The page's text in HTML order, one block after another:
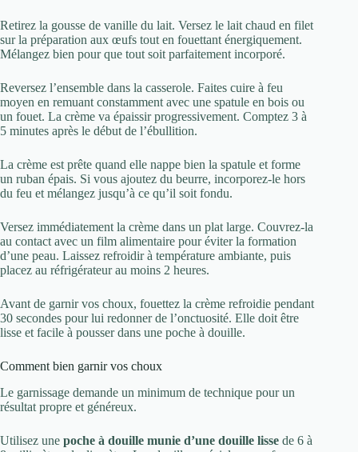
Retirez la gousse de vanille du lait. Versez le lait chaud en filet
sur la préparation aux œufs tout en fouettant énergiquement.
Mélangez bien pour que tout soit parfaitement incorporé.
Reversez l’ensemble dans la casserole. Faites cuire à feu
moyen en remuant constamment avec une spatule en bois ou
un fouet. La crème va épaissir progressivement. Comptez 3 à
5 minutes après le début de l’ébullition.
La crème est prête quand elle nappe bien la spatule et forme
un ruban épais. Si vous ajoutez du beurre, incorporez-le hors
du feu et mélangez jusqu’à ce qu’il soit fondu.
Versez immédiatement la crème dans un plat large. Couvrez-la
au contact avec un film alimentaire pour éviter la formation
d’une peau. Laissez refroidir à température ambiante, puis
placez au réfrigérateur au moins 2 heures.
Avant de garnir vos choux, fouettez la crème refroidie pendant
30 secondes pour lui redonner de l’onctuosité. Elle doit être
lisse et facile à pousser dans une poche à douille.
Comment bien garnir vos choux
Le garnissage demande un minimum de technique pour un
résultat propre et généreux.
Utilisez une poche à douille munie d’une douille lisse de 6 à